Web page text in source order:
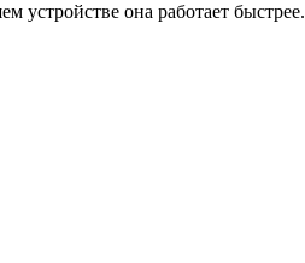
устройстве она работает быстрее.